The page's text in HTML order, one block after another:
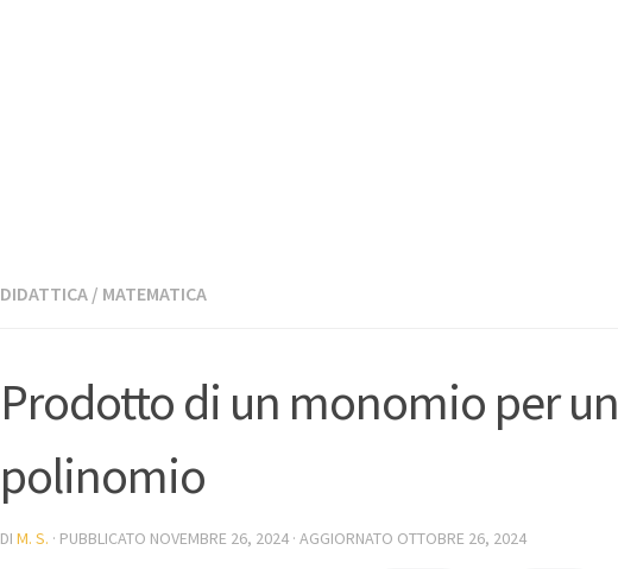
DIDATTICA / MATEMATICA
Prodotto di un monomio per un
polinomio
DI M. S. · PUBBLICATO NOVEMBRE 26, 2024 · AGGIORNATO OTTOBRE 26, 2024